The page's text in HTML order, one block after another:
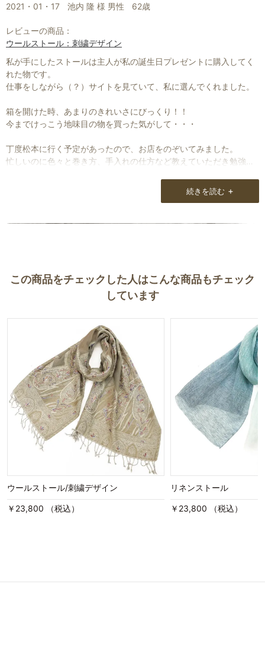
メルマガを通して山崎さんとMotoさんのあたたかい人柄が伝わって
会社（仕事）に対する思いや商品に対する思い。
日常を通して物事の考え方など・・・。
とても親近感がわいたりします。
毎日同じ時間に送られてくるNatural Loungeさんのメルマガが、こ
いくら良い商品を扱っているお店があっても、人は購入したいと思
しかも内容が豊かで本を読んでいるような感覚に陥ることもしばし
2021・01・17 池内 隆 様 男性 62歳
レビューの商品：
ウールストール：刺繍デザイン
私が手にしたストールは主人が私の誕生日プレゼントに購入してく
れた物です。
仕事をしながら（？）サイトを見ていて、私に選んでくれました。
箱を開けた時、あまりのきれいさにびっくり！！
今までけっこう地味目の物を買った気がして・・・
丁度松本に行く予定があったので、お店をのぞいてみました。
忙しいのに色々と巻き方、手入れの仕方など教えていただき勉強に
ストールは暖かさの為だけにと使用していた私にとって、なかなか
れのワンポイントとして使っていこうと思います。
追
スタッフの方の対応も梱包もとても良かったです。
続きを読む +
この商品をチェックした人はこんな商品もチェック
しています
ウールストール/刺繍デザイン
￥23,800 （税込）
リネンストール
￥23,800 （税込）